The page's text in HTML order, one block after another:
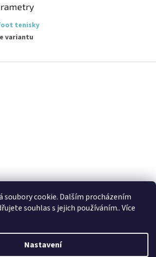
soubory cookie. Dalším procházením
souhlas s jejich používáním.. Více
Nastavení
tenisky
variantu
Vytvořil Shoptet